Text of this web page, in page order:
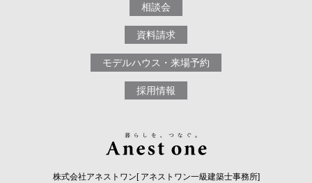
相談会
資料請求
モデルハウス・来場予約
採用情報
株式会社アネストワン[ アネストワン一級建築士事務所]